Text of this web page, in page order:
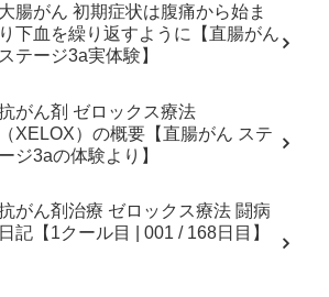
大腸がん 初期症状は腹痛から始ま
り下血を繰り返すように【直腸がん
ステージ3a実体験】
がん剤 ゼロックス療法
（XELOX）の概要【直腸がん ステ
ージ3aの体験より】
がん剤治療 ゼロックス療法 闘病
日記【1クール目 | 001 / 168日目】